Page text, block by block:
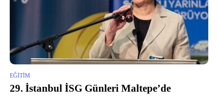
EĞITIM
29. İstanbul İSG Günleri Maltepe’de